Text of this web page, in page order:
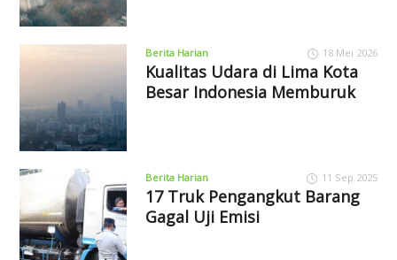
Berita Harian 18 Mei 2026
Kualitas Udara di Lima Kota
Besar Indonesia Memburuk
Berita Harian 11 Sep 2025
17 Truk Pengangkut Barang
Gagal Uji Emisi